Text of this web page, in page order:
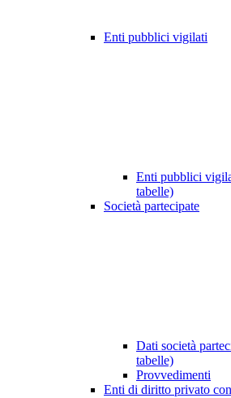
Enti pubblici vigilati
Enti pubblici
tabelle)
Società partecipate
Dati società
tabelle)
Provvedimenti
Enti di diritto privato